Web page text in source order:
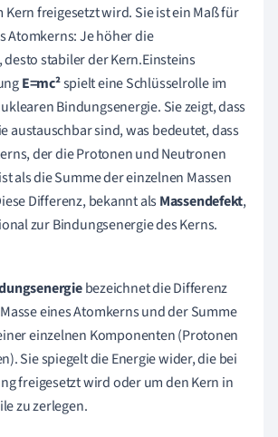
Kern freigesetzt wird. Sie ist ein Maß für
Atomkerns: Je höher die
stabiler der Kern.Einsteins
E=mc²spielt eine Schlüsselrolle im
Bindungsenergie. Sie zeigt, dass
austauschbar sind, was bedeutet, dass
der die Protonen und Neutronen
als die Summe der einzelnen Massen
Differenz, bekannt alsMassendefekt,
zur Bindungsenergie des Kerns.
bezeichnet die Differenz
eines Atomkerns und der Summe
einzelnen Komponenten (Protonen
Sie spiegelt die Energie wider, die bei
freigesetzt wird oder um den Kern in
zu zerlegen.